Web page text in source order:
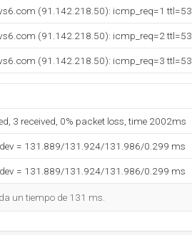
(91.142.218.50): icmp_req=1 ttl=53
(91.142.218.50): icmp_req=2 ttl=53
(91.142.218.50): icmp_req=3 ttl=53
3 received, 0% packet loss, time 2002ms
= 131.889/131.924/131.986/0.299 ms
= 131.889/131.924/131.986/0.299 ms
un tiempo de 131 ms.